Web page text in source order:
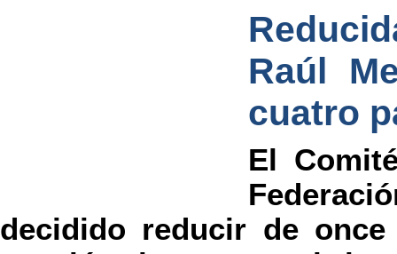
Raúl
cuatro
El
decidido reducir de